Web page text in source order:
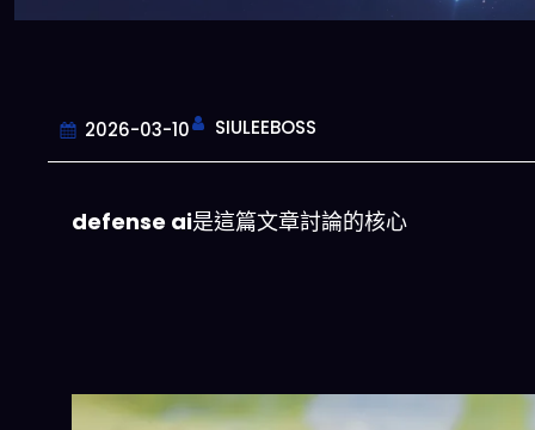
2026-03-10 SIULEEBOSS
defense ai是這篇文章討論的核心